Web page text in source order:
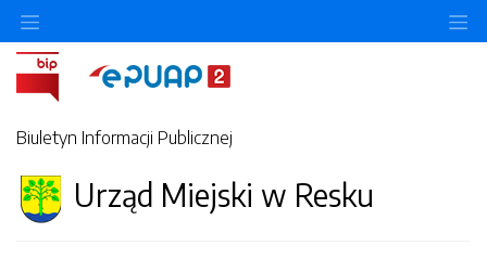
Biuletyn Informacji Publicznej
Urząd Miejski w Resku